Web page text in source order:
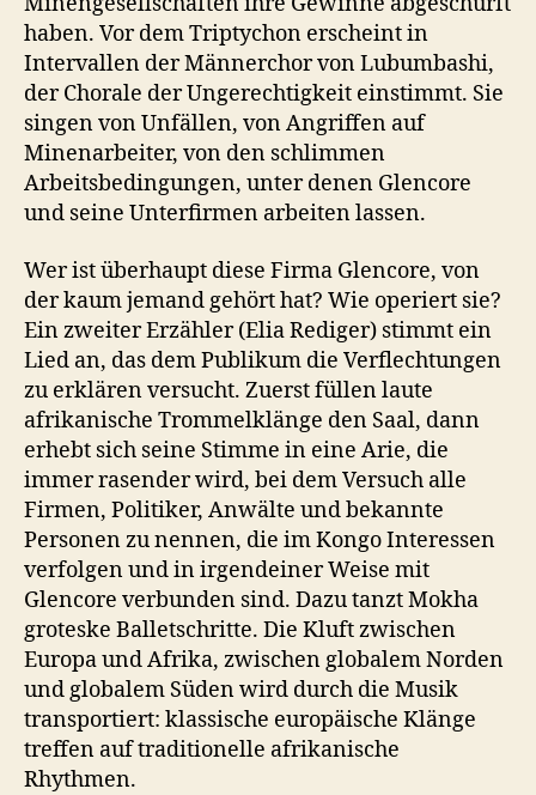
haben. Vor dem Triptychon erscheint in
Intervallen der Männerchor von Lubumbashi,
der Chorale der Ungerechtigkeit einstimmt. Sie
singen von Unfällen, von Angriffen auf
Minenarbeiter, von den schlimmen
Arbeitsbedingungen, unter denen Glencore
und seine Unterfirmen arbeiten lassen.
Wer ist überhaupt diese Firma Glencore, von
der kaum jemand gehört hat? Wie operiert sie?
Ein zweiter Erzähler (Elia Rediger) stimmt ein
Lied an, das dem Publikum die Verflechtungen
zu erklären versucht. Zuerst füllen laute
afrikanische Trommelklänge den Saal, dann
erhebt sich seine Stimme in eine Arie, die
immer rasender wird, bei dem Versuch alle
Firmen, Politiker, Anwälte und bekannte
Personen zu nennen, die im Kongo Interessen
verfolgen und in irgendeiner Weise mit
Glencore verbunden sind. Dazu tanzt Mokha
groteske Balletschritte. Die Kluft zwischen
Europa und Afrika, zwischen globalem Norden
und globalem Süden wird durch die Musik
transportiert: klassische europäische Klänge
treffen auf traditionelle afrikanische
Rhythmen.